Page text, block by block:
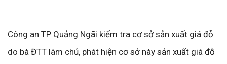
Công an TP Quảng Ngãi kiểm tra cơ sở sản xuất giá đỗ
do bà ĐTT làm chủ, phát hiện cơ sở này sản xuất giá đỗ